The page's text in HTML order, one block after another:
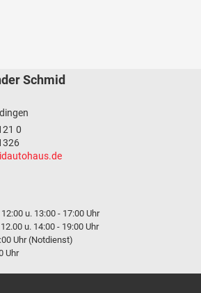
Schmid
0
u. 13:00 - 17:00 Uhr
u. 14:00 - 19:00 Uhr
Uhr (Notdienst)
Uhr